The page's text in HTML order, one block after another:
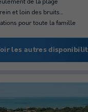
de la plage
et loin des bruits…
pour toute la famille
les autres